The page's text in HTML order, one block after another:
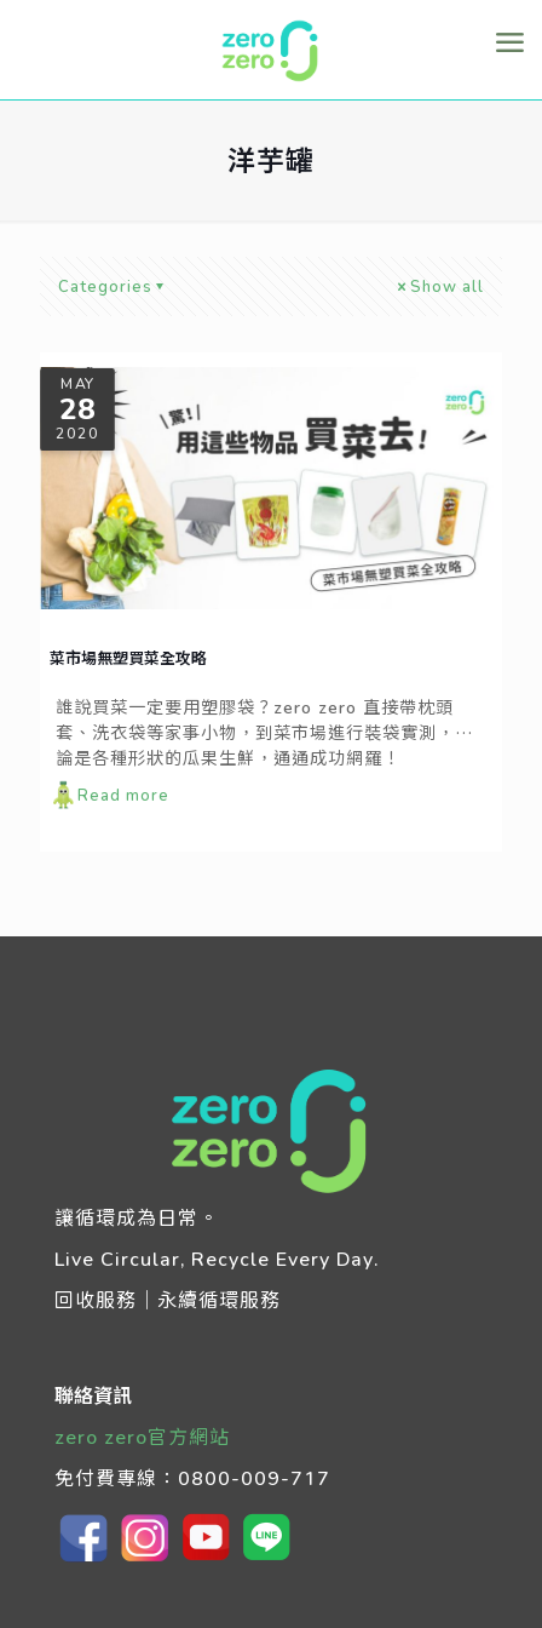
洋芋罐
Categories Show all
MAY
28
2020
菜市場無塑買菜全攻略
誰說買菜一定要用塑膠袋？zero zero 直接帶枕頭
套、洗衣袋等家事小物，到菜市場進行裝袋實測，不
論是各種形狀的瓜果生鮮，通通成功網羅！
Read more
讓循環成為日常。
Live Circular, Recycle Every Day.
回收服務｜永續循環服務
聯絡資訊
zero zero官方網站
免付費專線： 0800-009-717